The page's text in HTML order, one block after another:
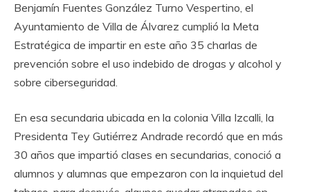
Benjamín Fuentes González Turno Vespertino, el
Ayuntamiento de Villa de Álvarez cumplió la Meta
Estratégica de impartir en este año 35 charlas de
prevención sobre el uso indebido de drogas y alcohol y
sobre ciberseguridad.
En esa secundaria ubicada en la colonia Villa Izcalli, la
Presidenta Tey Gutiérrez Andrade recordó que en más
30 años que impartió clases en secundarias, conoció a
alumnos y alumnas que empezaron con la inquietud del